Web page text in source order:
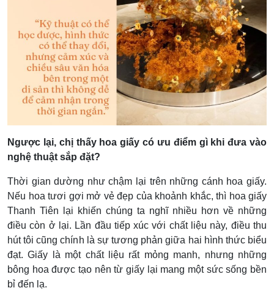
Ngược lại, chị thấy hoa giấy có ưu điểm gì khi đưa vào
nghệ thuật sắp đặt?
Thời gian dường như chậm lại trên những cánh hoa giấy.
Nếu hoa tươi gợi mở vẻ đẹp của khoảnh khắc, thì hoa giấy
Thanh Tiên lại khiến chúng ta nghĩ nhiều hơn về những
điều còn ở lại. Lần đầu tiếp xúc với chất liệu này, điều thu
hút tôi cũng chính là sự tương phản giữa hai hình thức biểu
đạt.Giấy là một chất liệu rất mỏng manh, nhưng những
bông hoa được tạo nên từ giấy lại mang một sức sống bền
bỉ đến lạ.